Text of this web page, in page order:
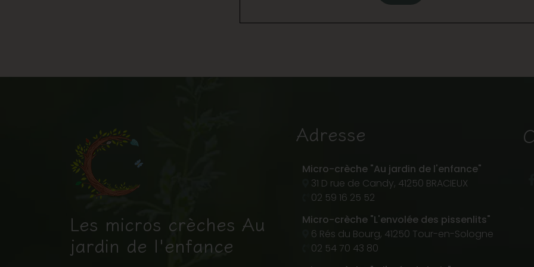
Les micros crèches Au
jardin de l'enfance
Adresse
Micro-crèche "Au jardin de l'enfance"
31 D rue de Candy, 41250 BRACIEUX
02 59 16 25 52
Micro-crèche "L'envolée des pissenlits"
6 Rés du Bourg, 41250 Tour-en-Sologne
02 54 70 43 80